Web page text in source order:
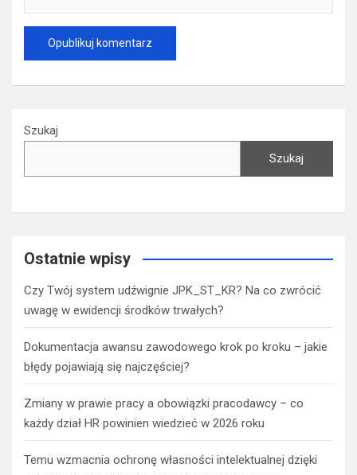
Szukaj
Szukaj
Ostatnie wpisy
Czy Twój system udźwignie JPK_ST_KR? Na co zwrócić
uwagę w ewidencji środków trwałych?
Dokumentacja awansu zawodowego krok po kroku – jakie
błędy pojawiają się najczęściej?
Zmiany w prawie pracy a obowiązki pracodawcy – co
każdy dział HR powinien wiedzieć w 2026 roku
Temu wzmacnia ochronę własności intelektualnej dzięki